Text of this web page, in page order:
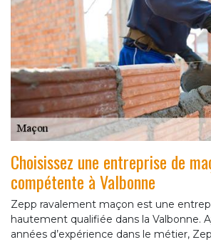
Choisissez une entreprise de
compétente à Valbonne
Zepp ravalement maçon est une
hautement qualifiée dans la Valbonne.
années d’expérience dans le métier,